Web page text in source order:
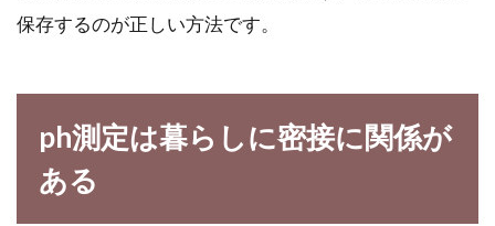
保存するのが正しい方法です。
ph測定は暮らしに密接に関係が
ある